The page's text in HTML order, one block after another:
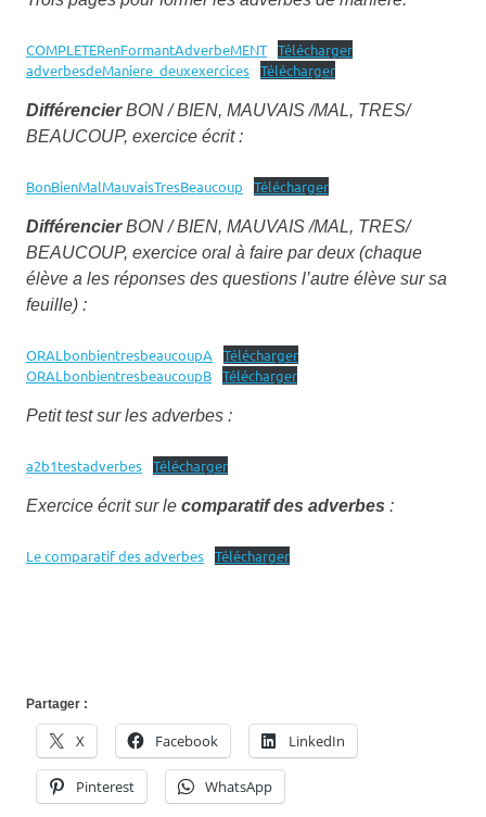
COMPLETERenFormantAdverbeMENT Télécharger
adverbesdeManiere_deuxexercices Télécharger
DifférencierBON / BIEN, MAUVAIS /MAL, TRES/
BEAUCOUP, exercice écrit :
BonBienMalMauvaisTresBeaucoup Télécharger
DifférencierBON / BIEN, MAUVAIS /MAL, TRES/
BEAUCOUP, exercice oral à faire par deux (chaque
élève a les réponses des questions l’autre élève sur sa
feuille) :
ORALbonbientresbeaucoupA
Télécharger
ORALbonbientresbeaucoupB Télécharger
Petit test sur les adverbes :
a2b1testadverbes Télécharger
Exercice écrit sur le comparatif des adverbes :
Le comparatif des adverbes Télécharger
Partager :
X Facebook LinkedIn
Pinterest WhatsApp